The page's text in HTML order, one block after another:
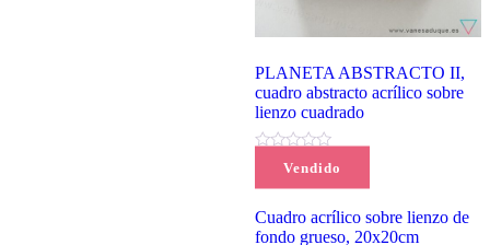
Vendido
PLANETA ABSTRACTO II,
cuadro abstracto acrílico sobre
lienzo cuadrado
Cuadro acrílico sobre lienzo de
fondo grueso, 20x20cm